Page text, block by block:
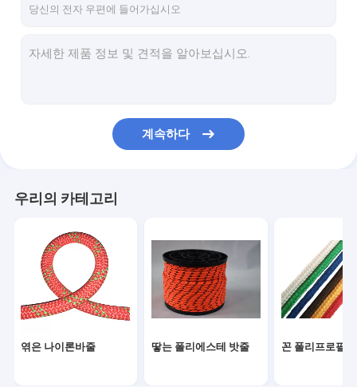
반사 텐트 로프
구명줄 안전 로프
계속하다
우리의 카테고리
엮은 나이론바줄 땋는 폴리에스테 밧줄 꼰 폴리프로필